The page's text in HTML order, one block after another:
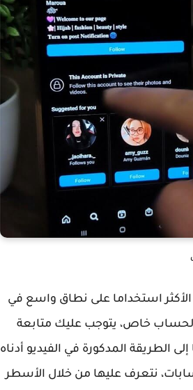
استخداما على نطاق واسع في
خاص، يتوجب عليك متابعة
المدكورة في الفيديو أدناه
نتعرف عليها من خلال الأسطر